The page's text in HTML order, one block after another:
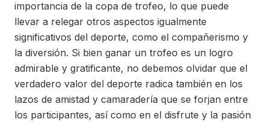
importancia de la copa de trofeo, lo que puede
llevar a relegar otros aspectos igualmente
significativos del deporte, como el compañerismo y
la diversión. Si bien ganar un trofeo es un logro
admirable y gratificante, no debemos olvidar que el
verdadero valor del deporte radica también en los
lazos de amistad y camaradería que se forjan entre
los participantes, así como en el disfrute y la pasión